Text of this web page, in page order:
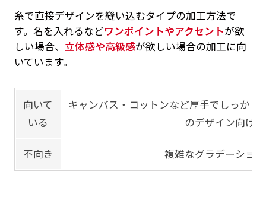
糸で直接デザインを縫い込むタイプの加工方法で
す。名を入れるなどワンポイントやアクセントが欲
しい場合、 立体感や高級感が欲しい場合の加工に向
いています。
向いて
いる
キャンバス・コットンなど厚手でしっか
のデザイン向け
不向き 複雑なグラデーショ